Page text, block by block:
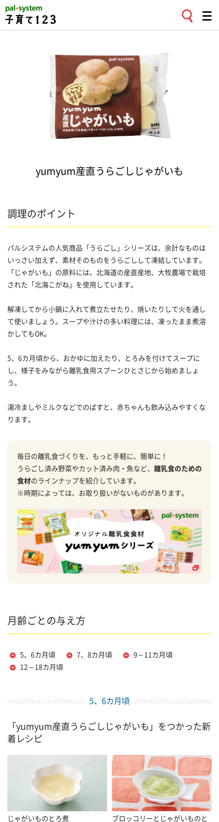
yumyum産直うらごしじゃがいも
調理のポイント
パルシステムの人気商品「うらごし」シリーズは、余計なものは
いっさい加えず、素材そのものをうらごしして凍結しています。
「じゃがいも」の原料には、北海道の産直産地、大牧農場で栽培
された「北海こがね」を使用しています。
解凍してから小鍋に入れて煮立たせたり、焼いたりして火を通し
て使いましょう。スープや汁けの多い料理には、凍ったまま煮溶
かしてもOK。
5、6カ月頃から、おかゆに加えたり、とろみを付けてスープに
し、様子をみながら離乳食用スプーンひとさじから始めましょ
う。
湯冷ましやミルクなどでのばすと、赤ちゃんも飲み込みやすくな
ります。
毎日の離乳食づくりを、もっと手軽に、簡単に！
うらごし済み野菜やカット済み肉・魚など、 離乳食のための
食材のラインナップを紹介しています。
※時期によっては、お取り扱いがないものがあります。
月齢ごとの与え方
5、6カ月頃 7、8カ月頃
9～11カ月頃
12～18カ月頃
5、6カ月頃
「yumyum産直うらごしじゃがいも」をつかった新
着レシピ
じゃがいものとろ煮
ブロッコリーとじゃがいものと